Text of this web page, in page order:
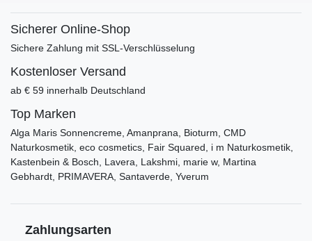
Sicherer Online-Shop
Sichere Zahlung mit SSL-Verschlüsselung
Kostenloser Versand
ab € 59 innerhalb Deutschland
Top Marken
Alga Maris Sonnencreme, Amanprana, Bioturm, CMD
Naturkosmetik, eco cosmetics, Fair Squared, i m Naturkosmetik,
Kastenbein & Bosch, Lavera, Lakshmi, marie w, Martina
Gebhardt, PRIMAVERA, Santaverde, Yverum
Zahlungsarten